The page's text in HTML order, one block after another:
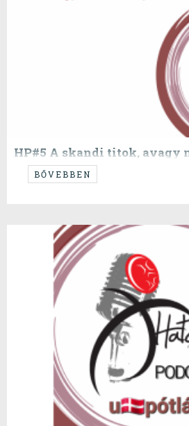
HP#5 A skandi titok, avagy
Oftedal?
BŐVEBBEN